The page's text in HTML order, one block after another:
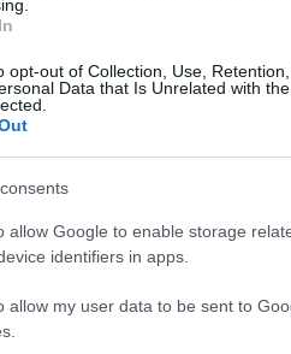
opt-out of Collection, Use,
Data that Is Unrelated with
allow Google to enable storage
identifiers in apps.
allow my user data to be sent to
θα συνδέεται με
να ενισχύονται κατά
ώστε να έχουν
κατόπιν
προκηρυσσόμενες
Πρόσκληση.